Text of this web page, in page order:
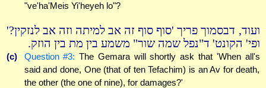
"ve'ha'Meis Yi'heyeh lo"?
ועוד, דבסמוך פריך 'סוף סוף זה אב למיתה וזה אב לנזקין?'
ופי' הקונט' ד"נפל שמה שור" משמע בין מת בין הוזק.
(c) Question #3: The Gemara will shortly ask that 'When all's
said and done, One (that of ten Tefachim) is an Av for death,
the other (the one of nine), for damages?'